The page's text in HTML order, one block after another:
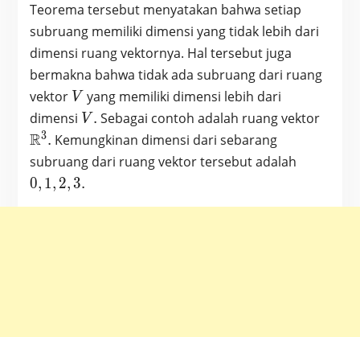
\leq
n =
\dim
V
Teorema tersebut menyatakan bahwa setiap
subruang memiliki dimensi yang tidak lebih dari
dimensi ruang vektornya. Hal tersebut juga
bermakna bahwa tidak ada subruang dari ruang
vektor V
V yang memiliki dimensi lebih dari
dimensi V.
V . Sebagai contoh adalah ruang vektor
R3. Kemungkinan dimensi dari sebarang
subruang dari ruang vektor tersebut adalah
0, 1, 2, 3.